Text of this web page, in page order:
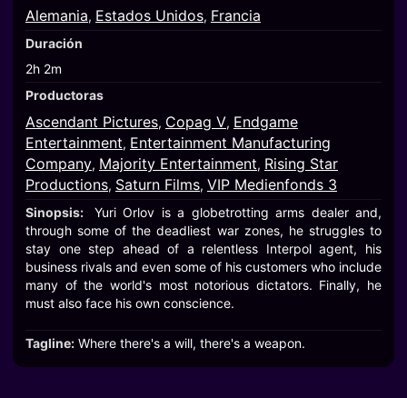
Alemania, Estados Unidos, Francia
Duración
2h 2m
Productoras
Ascendant Pictures, Copag V, Endgame
Entertainment, Entertainment Manufacturing
Company, Majority Entertainment, Rising Star
Productions, Saturn Films, VIP Medienfonds 3
Sinopsis:
Yuri Orlov is a globetrotting arms dealer and,
through some of the deadliest war zones, he struggles to
stay one step ahead of a relentless Interpol agent, his
business rivals and even some of his customers who include
many of the world's most notorious dictators. Finally, he
must also face his own conscience.
Tagline: Where there's a will, there's a weapon.